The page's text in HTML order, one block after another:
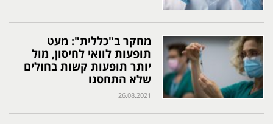
מחקר ב"כללית": מעט
תופעות לוואי לחיסון, מול
יותר תופעות קשות בחולים
שלא התחסנו
26.08.2021